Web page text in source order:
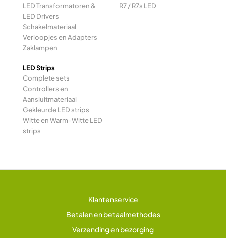
LED Transformatoren &
LED Drivers
Schakelmateriaal
Verloopjes en Adapters
Zaklampen
R7 / R7s LED
LED Strips
Complete sets
Controllers en
Aansluitmateriaal
Gekleurde LED strips
Witte en Warm-Witte LED
strips
Klantenservice
Betalen en betaalmethodes
Verzending en bezorging